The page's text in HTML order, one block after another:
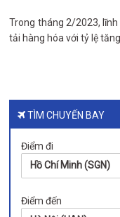
Trong tháng 2/2023,
tải hàng hóa với tỷ lệ
TÌM CHUYẾN BAY
Điểm đi
Hồ Chí Minh (SGN)
Điểm đến